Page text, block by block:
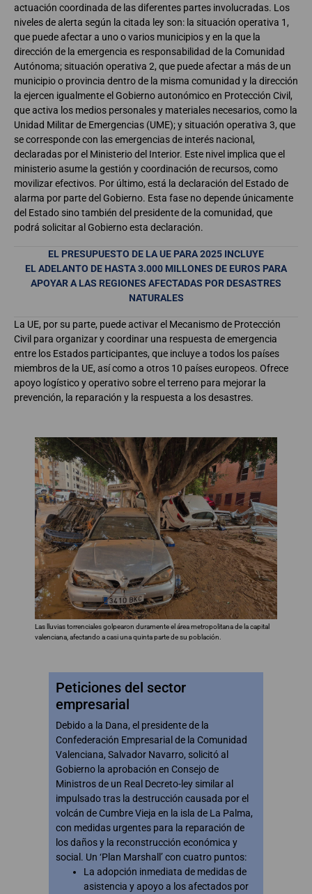
actuación coordinada de las diferentes partes involucradas. Los
niveles de alerta según la citada ley son: la situación operativa 1,
que puede afectar a uno o varios municipios y en la que la
dirección de la emergencia es responsabilidad de la Comunidad
Autónoma; situación operativa 2, que puede afectar a más de un
municipio o provincia dentro de la misma comunidad y la dirección
la ejercen igualmente el Gobierno autonómico en Protección Civil,
que activa los medios personales y materiales necesarios, como la
Unidad Militar de Emergencias (UME); y situación operativa 3, que
se corresponde con las emergencias de interés nacional,
declaradas por el Ministerio del Interior. Este nivel implica que el
ministerio asume la gestión y coordinación de recursos, como
movilizar efectivos. Por último, está la declaración del Estado de
alarma por parte del Gobierno. Esta fase no depende únicamente
del Estado sino también del presidente de la comunidad, que
podrá solicitar al Gobierno esta declaración.
EL PRESUPUESTO DE LA UE PARA 2025 INCLUYE
EL ADELANTO DE HASTA 3.000 MILLONES DE EUROS PARA
APOYAR A LAS REGIONES AFECTADAS POR DESASTRES
NATURALES
La UE, por su parte, puede activar el Mecanismo de Protección
Civil para organizar y coordinar una respuesta de emergencia
entre los Estados participantes, que incluye a todos los países
miembros de la UE, así como a otros 10 países europeos. Ofrece
apoyo logístico y operativo sobre el terreno para mejorar la
prevención, la reparación y la respuesta a los desastres.
Las lluvias torrenciales golpearon duramente el área metropolitana de la capital
valenciana, afectando a casi una quinta parte de su población.
Peticiones del sector
empresarial
Debido a la Dana, el presidente de la
Confederación Empresarial de la Comunidad
Valenciana, Salvador Navarro, solicitó al
Gobierno la aprobación en Consejo de
Ministros de un Real Decreto-ley similar al
impulsado tras la destrucción causada por el
volcán de Cumbre Vieja en la isla de La Palma,
con medidas urgentes para la reparación de
los daños y la reconstrucción económica y
social. Un ‘Plan Marshall’ con cuatro puntos:
La adopción inmediata de medidas de
asistencia y apoyo a los afectados por